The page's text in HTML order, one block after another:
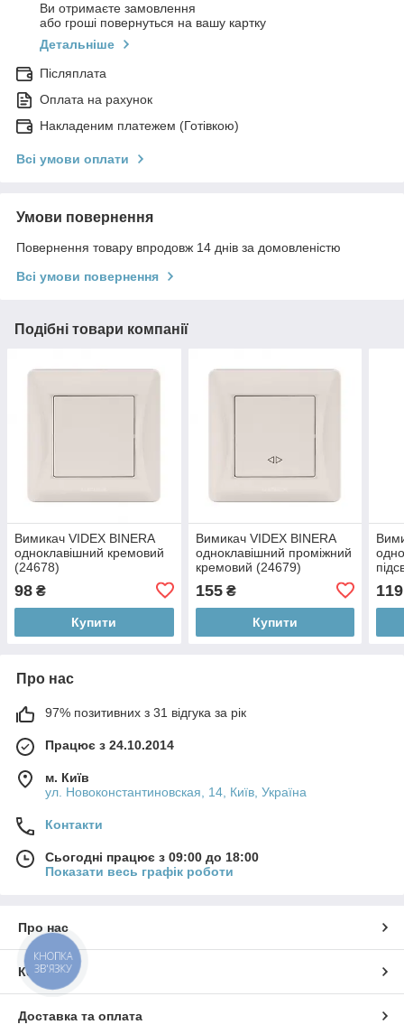
Ви отримаєте замовлення
або гроші повернуться на вашу картку
Детальніше
Післяплата
Оплата на рахунок
Накладеним платежем (Готівкою)
Всі умови оплати
Умови повернення
Повернення товару впродовж 14 днів за домовленістю
Всі умови повернення
Подібні товари компанії
Вимикач VIDEX BINERA
одноклавішний кремовий
(24678)
98 ₴
Купити
Вимикач VIDEX BINERA
одноклавішний проміжний
кремовий (24679)
155₴
Купити
119
Про нас
97% позитивних з 31 відгука за рік
Працює з 24.10.2014
м. Київ
ул. Новоконстантиновская, 14, Київ, Україна
Контакти
Сьогодні працює з 09:00 до 18:00
Показати весь графік роботи
Про нас
Контакти
Доставка та оплата
КНОПКА
ЗВ'ЯЗКУ